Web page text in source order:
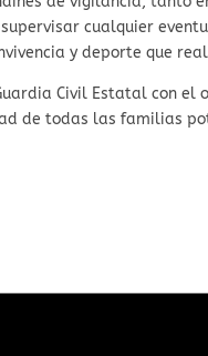
cualquier
y deporte que
Civil Estatal con el
de todas las familias